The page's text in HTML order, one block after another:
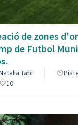
de zones
de Futbol
Natalia Tabi
10